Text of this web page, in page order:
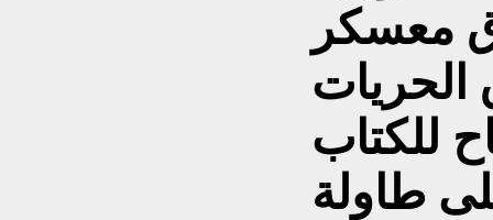
معسكر
الحريات
للكتاب
طاولة